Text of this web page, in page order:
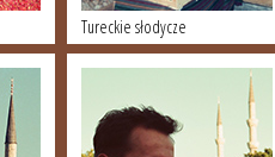
Tureckie słodycze